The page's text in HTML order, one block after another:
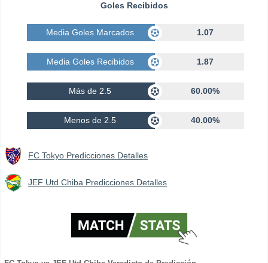
Goles Recibidos
Media Goles Marcados 1.07
Media Goles Recibidos 1.87
Más de 2.5 60.00%
Menos de 2.5 40.00%
FC Tokyo Predicciones Detalles
JEF Utd Chiba Predicciones Detalles